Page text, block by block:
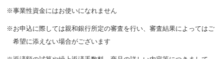
※事業性資金にはお使いになれません
※お申込に際しては親和銀行所定の審査を行い、審査結果によってはご
希望に添えない場合がございます